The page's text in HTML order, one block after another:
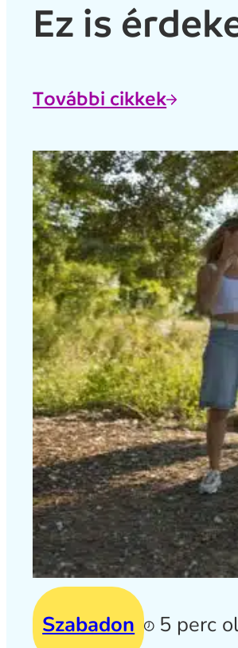
Ez is
További cikkek
Szabadon 5 perc